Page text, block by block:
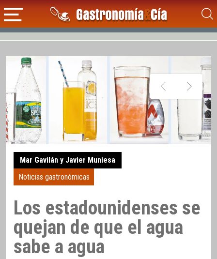
Mar Gavilán y Javier Muniesa
Noticias gastronómicas
Los estadounidenses se
quejan de que el agua
sabe a agua